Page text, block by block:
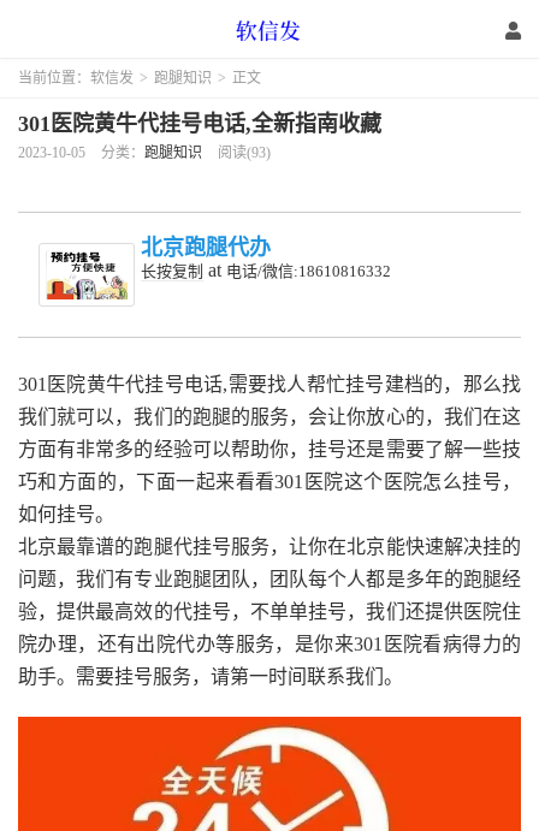
当前位置： 软信发 > 跑腿知识 > 正文
301医院黄牛代挂号电话,全新指南收藏
2023-10-05 分类： 跑腿知识 阅读(93)
北京跑腿代办
长按复制 at 电话/微信:18610816332
301医院黄牛代挂号电话,需要找人帮忙挂号建档的，那么找
我们就可以，我们的跑腿的服务，会让你放心的，我们在这
方面有非常多的经验可以帮助你，挂号还是需要了解一些技
巧和方面的，下面一起来看看301医院这个医院怎么挂号，
如何挂号。
北京最靠谱的跑腿代挂号服务，让你在北京能快速解决挂的
问题，我们有专业跑腿团队，团队每个人都是多年的跑腿经
验，提供最高效的代挂号，不单单挂号，我们还提供医院住
院办理，还有出院代办等服务，是你来301医院看病得力的
助手。需要挂号服务，请第一时间联系我们。